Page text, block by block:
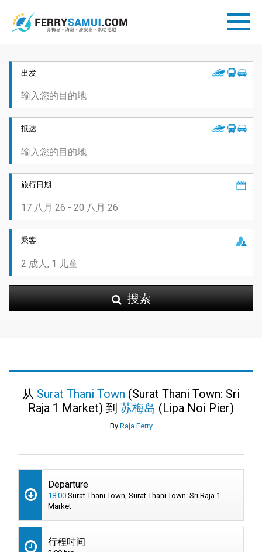
出发
抵达
旅行日期
乘客
搜索
从 Surat Thani Town (Surat Thani Town: Sri
Raja 1 Market) 到 苏梅岛 (Lipa Noi Pier)
By Raja Ferry
Departure
18:00 Surat Thani Town, Surat Thani Town: Sri Raja 1
Market
行程时间